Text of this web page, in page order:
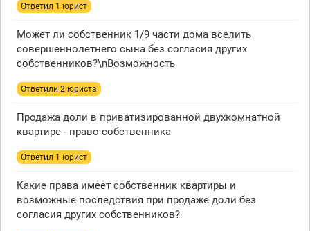
Ответил 1 юрист
Может ли собственник 1/9 части дома вселить
совершеннолетнего сына без согласия других
собственников?\nВозможность
Ответили 2 юристa
Продажа доли в приватизированной двухкомнатной
квартире - право собственника
Ответил 1 юрист
Какие права имеет собственник квартиры и
возможные последствия при продаже доли без
согласия других собственников?